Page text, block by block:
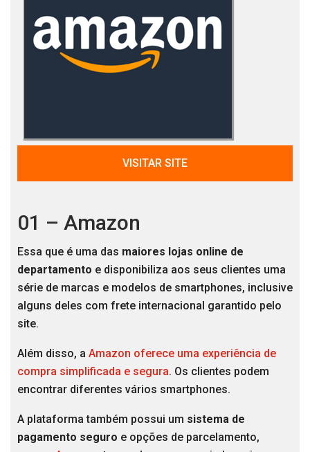
VISITAR SITE
01 – Amazon
Essa que é uma das maiores lojas online de
departamento e disponibiliza aos seus clientes uma
série de marcas e modelos de smartphones, inclusive
alguns deles com frete internacional garantido pelo
site.
Além disso, a Amazon oferece uma experiência de
compra simplificada e segura. Os clientes podem
encontrar diferentes vários smartphones.
A plataforma também possui um sistema de
pagamento seguro e opções de parcelamento,